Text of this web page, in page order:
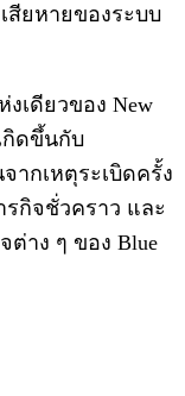
สียหายของระบบ
งเดียวของ New
กิดขึ้นกับ
กเหตุระเบิดครั้ง
กิจชั่วคราว และ
าง ๆ ของ Blue